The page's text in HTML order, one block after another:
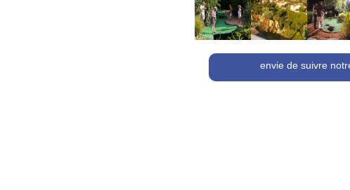
envie de suivre